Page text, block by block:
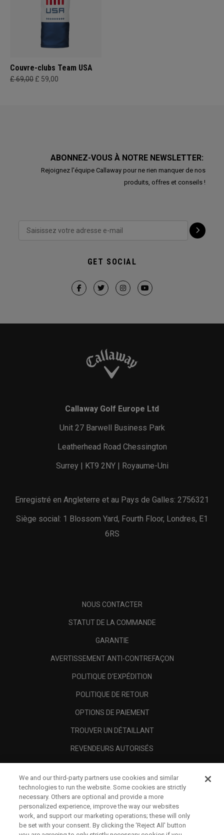
Couvre-clubs Team USA
£ 69,00 £ 59,00
ABONNEZ-VOUS À NOTRE NEWSLETTER:
Rejoignez l'équipe Callaway pour ne rien manquer de nos
produits, offres et conseils !
GET SOCIAL
Callaway Golf Europe Ltd
Unit 27 Barwell Business Park
Leatherhead Road Chessington
Surrey | KT9 2NY | Royaume-Uni
Enregistré en Angleterre et au Pays de Galles: 2756321
Siège social: 1 Blossom Yard, Fourth Floor, Londres, E1
6RS
NOUS CONTACTER
STATUT DE LA COMMANDE
GARANTIE
AVERTISSEMENT ANTI-CONTREFAÇON
POLITIQUE D'EXPÉDITION
POLITIQUE DE RETOUR
OPTIONS DE PAIEMENT
TROUVER UN DÉTAILLANT
REVENDEURS AUTORISÉS
A PROPOS
MENTIONS LÉGALES
We and our third-party partners use cookies and similar
technologies to run the website. Some cookies are strictly
necessary. Others are optional and provide a more
personalized experience, improve the way our websites
work, and support our marketing operations; these will only
be set with your consent. By clicking the ‘Reject All' button